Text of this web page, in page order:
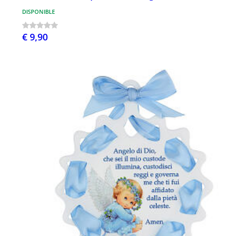
DISPONIBLE
€ 9,90